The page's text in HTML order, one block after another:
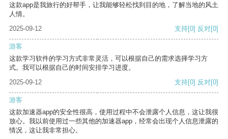
这款app是我旅行的好帮手，让我能够轻松找到目的地，了解当地的风土
人情。
2025-09-12
支持[0] 反对[0]
游客
这款学习软件的学习方式非常灵活，可以根据自己的需求选择学习方
式。我可以根据自己的时间安排学习进度。
2025-09-12
支持[0] 反对[0]
游客
这款加速器app的安全性很高，使用过程中不会泄露个人信息，这让我很
放心。我以前使用过一些其他的加速器app，经常会出现个人信息泄露的
情况，这让我非常担心。